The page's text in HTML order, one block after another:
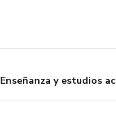
Enseñanza y estudios